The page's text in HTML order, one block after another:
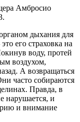
Амбросио
дыхания для
его страховка на
воду, протей
воздухом,
А возвращаться
часто собираются
Правда, в
нарушается, и
и внимание